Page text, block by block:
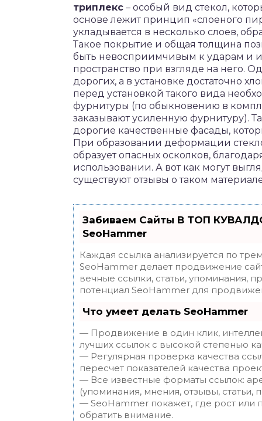
триплекс – особый вид стекол,
основе лежит принцип «слоеного
укладывается в несколько слоев,
Такое покрытие и общая толщина
быть невосприимчивым к ударам и
пространство при взгляде на него.
дорогих, а в установке достаточно
перед установкой такого вида
фурнитуры (по обыкновению в
заказывают усиленную фурнитуру).
дорогие качественные фасады,
При образовании деформации
образует опасных осколков,
использовании. А вот как могут
существуют отзывы о таком
Забиваем Сайты В ТОП
SeoHammer
Каждая ссылка анализируется по
SeoHammer делает продвижение
вечные ссылки, статьи, упоминания,
потенциал SeoHammer для
Что умеет делать SeoHammer
— Продвижение в один клик,
лучших ссылок с высокой степенью
— Регулярная проверка качества
пересчет показателей качества
— Все известные форматы ссылок:
(упоминания, мнения, отзывы, статьи,
— SeoHammer покажет, где рост или
обратить внимание.